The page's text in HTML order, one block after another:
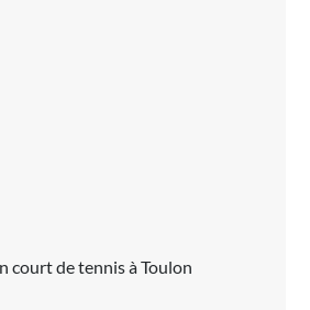
court de tennis à Toulon